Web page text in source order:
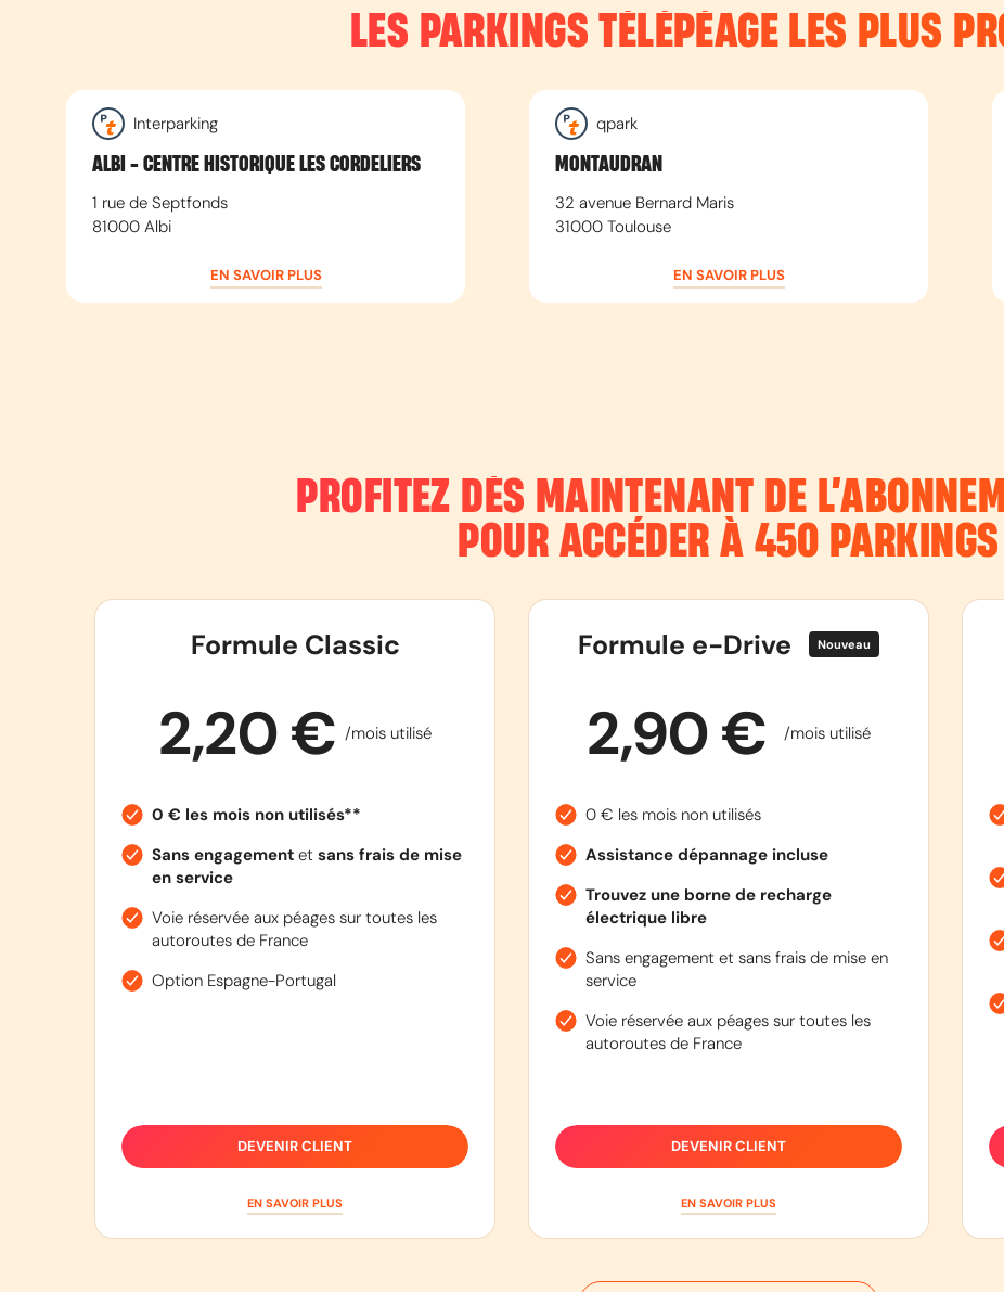
LES PARKINGS TÉLÉPÉAGE LES PLUS
Interparking
ALBI - CENTRE HISTORIQUE LES CORDELIERS
1 rue de Septfonds
81000 Albi
EN SAVOIR PLUS
qpark
MONTAUDRAN
32 avenue Bernard Maris
31000 Toulouse
EN SAVOIR PLUS
PROFITEZ DÈS MAINTENANT DE
POUR ACCÉDER À 450 PARKINGS
Formule Classic
2,20 € /mois utilisé
0 € les mois non utilisés**
Sans engagementet sans frais de mise
en service
Voie réservée aux péages sur toutes les
autoroutes de France
Option Espagne-Portugal
DEVENIR CLIENT
EN SAVOIR PLUS
Formule e-Drive Nouveau
2,90 € /mois utilisé
0 € les mois non utilisés
Assistance dépannage incluse
Trouvez une borne de recharge
électrique libre
Sans engagement et sans frais de mise en
service
Voie réservée aux péages sur toutes les
autoroutes de France
DEVENIR CLIENT
EN SAVOIR PLUS